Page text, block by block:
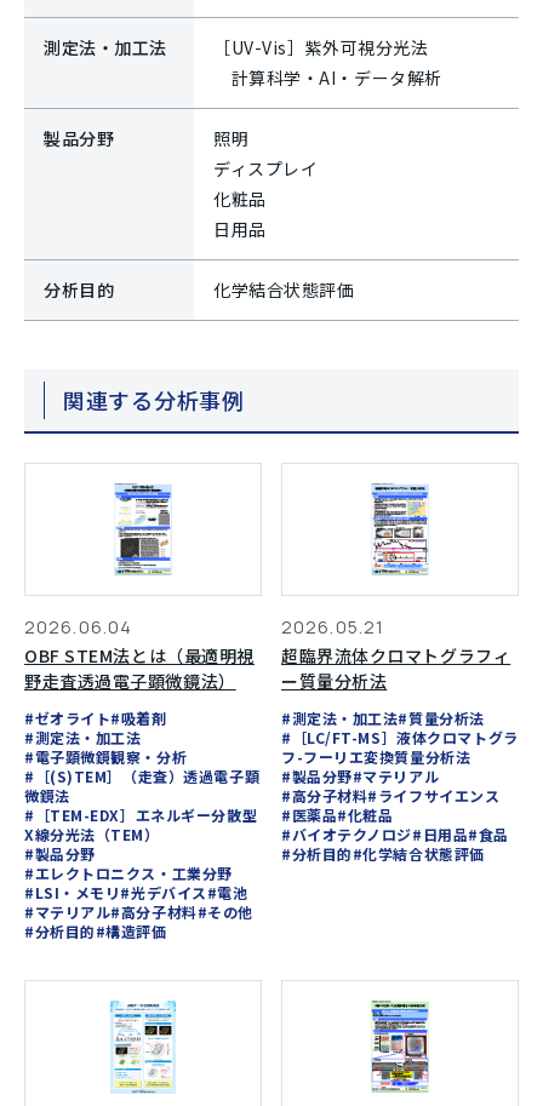
測定法・加工法
［UV-Vis］紫外可視分光法
計算科学・AI・データ解析
製品分野
照明
ディスプレイ
化粧品
日用品
分析目的 化学結合状態評価
関連する分析事例
2026.06.04
OBF STEM法とは（最適明視
野走査透過電子顕微鏡法）
#ゼオライト#吸着剤
#測定法・加工法
#電子顕微鏡観察・分析
#［(S)TEM］（走査）透過電子顕
微鏡法
#［TEM-EDX］エネルギー分散型
X線分光法（TEM）
#製品分野
#エレクトロニクス・工業分野
#LSI・メモリ#光デバイス#電池
#マテリアル#高分子材料#その他
#分析目的#構造評価
2026.05.21
超臨界流体クロマトグラフィ
ー質量分析法
#測定法・加工法#質量分析法
#［LC/FT-MS］液体クロマトグラ
フ-フーリエ変換質量分析法
#製品分野#マテリアル
#高分子材料#ライフサイエンス
#医薬品#化粧品
#バイオテクノロジ#日用品#食品
#分析目的#化学結合状態評価